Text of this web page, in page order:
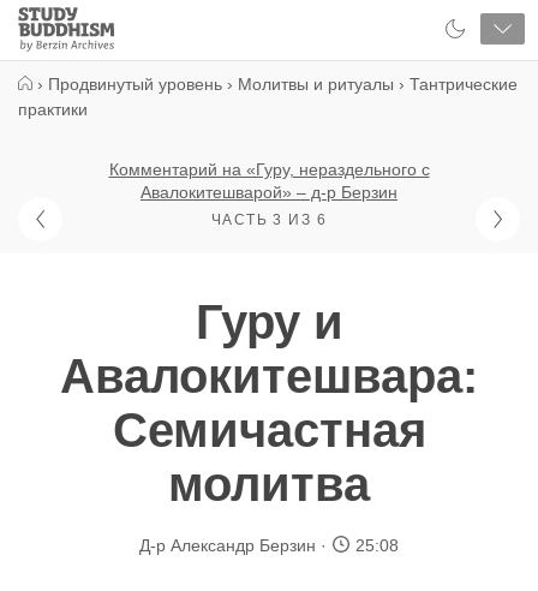
Close
Study
Buddhism
› Продвинутый уровень › Молитвы и ритуалы › Тантрические
практики
Комментарий на «Гуру, нераздельного с
Авалокитешварой» – д-р Берзин
ЧАСТЬ 3 ИЗ 6
Гуру и
Авалокитешвара:
Семичастная
молитва
Д-р Александр Берзин 25:08